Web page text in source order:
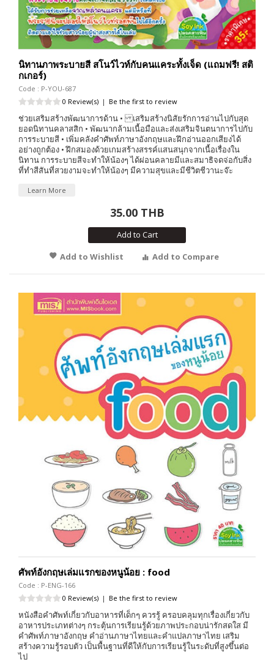
นิทานภาพระบายสี สโนว์ไวท์กับคนแคระทั้งเจ็ด (แถมฟรี! สติ
กเกอร์)
Code : P-YOU-687
0 Review(s) | Be the first to review
ช่วยเสริมสร้างพัฒนาการด้าน • เสริมสร้างนิสัยรักการอ่านไปกับสุด
ยอดนิทานคลาสสิก • พัฒนากล้ามเนื้อมือและส่งเสริมจินตนาการไปกับ
การระบายสี • เพิ่มคลังคำศัพท์ภาษาอังกฤษและฝึกอ่านออกเสียงได้
อย่างถูกต้อง • ฝึกสมองด้วยเกมสร้างสรรค์แสนสนุกจากเนื้อเรื่องใน
นิทาน การระบายสีจะทำให้น้องๆ ได้ผ่อนคลายมีและสมาธิจดจ่อกับสิ่ง
ที่ทำสีสันที่สวยงามจะทำให้น้องๆ มีความสุขและมีชีวิตชีวานะจ๊ะ
Learn More
35.00 THB
Add to Cart
Add to Wishlist
Add to Compare
ศัพท์อังกฤษเล่มแรกของหนูน้อย : food
Code : P-ENG-166
0 Review(s) | Be the first to review
หนังสือคำศัพท์เกี่ยวกับอาหารที่เด็กๆ ควรรู้ ครอบคลุมทุกเรื่องเกี่ยวกับ
อาหารประเภทต่างๆ กระตุ้นการเรียนรู้ด้วยภาพประกอบน่ารักสดใส มี
คำศัพท์ภาษาอังกฤษ คำอ่านภาษาไทยและคำแปลภาษาไทย เสริม
สร้างความรู้รอบตัว เป็นพื้นฐานที่ดีให้กับการเรียนรู้ในระดับที่สูงขึ้นต่อ
ไป